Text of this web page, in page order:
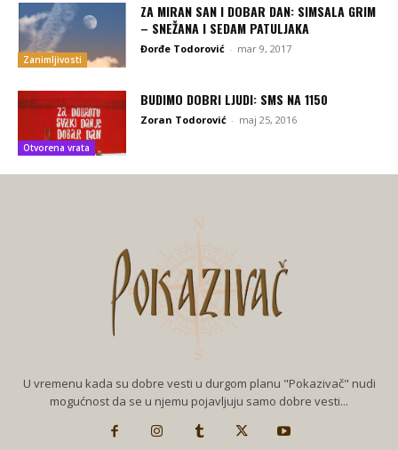
Zanimljivosti
ZA MIRAN SAN I DOBAR DAN: SIMSALA GRIM
– SNEŽANA I SEDAM PATULJAKA
Đorđe Todorović - mar 9, 2017
Otvorena vrata
BUDIMO DOBRI LJUDI: SMS NA 1150
Zoran Todorović - maj 25, 2016
U vremenu kada su dobre vesti u durgom planu "Pokazivač" nudi
mogućnost da se u njemu pojavljuju samo dobre vesti...